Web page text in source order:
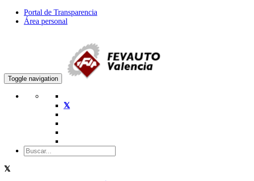
Portal de Transparencia
Área personal
Toggle navigation